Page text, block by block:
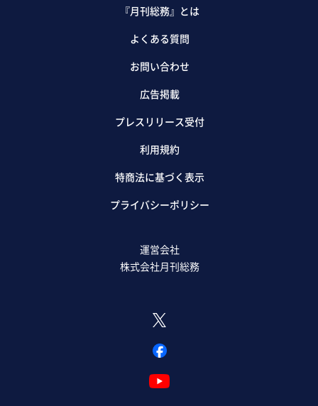
『月刊総務』とは
よくある質問
お問い合わせ
広告掲載
プレスリリース受付
利用規約
特商法に基づく表示
プライバシーポリシー
運営会社
株式会社月刊総務